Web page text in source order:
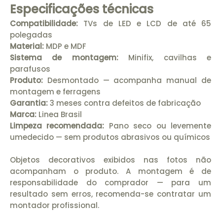
Especificações técnicas
Compatibilidade: TVs de LED e LCD de até 65
polegadas
Material: MDP e MDF
Sistema de montagem:Minifix, cavilhas e
parafusos
Produto: Desmontado — acompanha manual de
montagem e ferragens
Garantia:3 meses contra defeitos de fabricação
Marca: Linea Brasil
Limpeza recomendada: Pano seco ou levemente
umedecido — sem produtos abrasivos ou químicos
Objetos decorativos exibidos nas fotos não
acompanham o produto. A montagem é de
responsabilidade do comprador — para um
resultado sem erros, recomenda-se contratar um
montador profissional.